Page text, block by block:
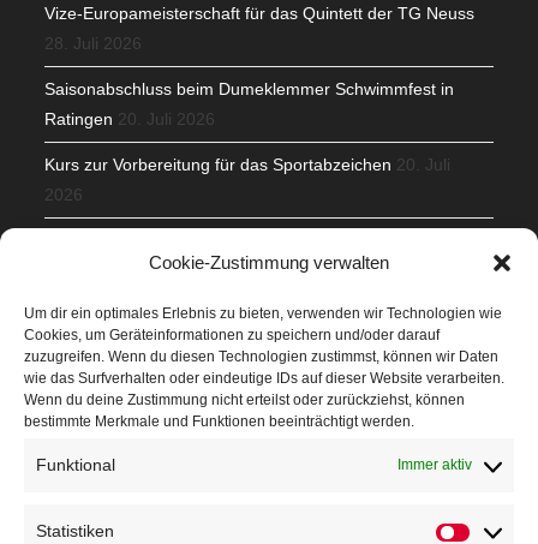
Cookie-Zustimmung verwalten
Um dir ein optimales Erlebnis zu bieten, verwenden wir Technologien wie
Cookies, um Geräteinformationen zu speichern und/oder darauf
zuzugreifen. Wenn du diesen Technologien zustimmst, können wir Daten
wie das Surfverhalten oder eindeutige IDs auf dieser Website verarbeiten.
Wenn du deine Zustimmung nicht erteilst oder zurückziehst, können
bestimmte Merkmale und Funktionen beeinträchtigt werden.
Funktional Immer aktiv
Statistiken
Vize-Europameisterschaft für das Quintett der TG Neuss
28. Juli 2026
Saisonabschluss beim Dumeklemmer Schwimmfest in
Ratingen 20. Juli 2026
Kurs zur Vorbereitung für das Sportabzeichen 20. Juli
2026
Veranstaltungen
Höffner Run